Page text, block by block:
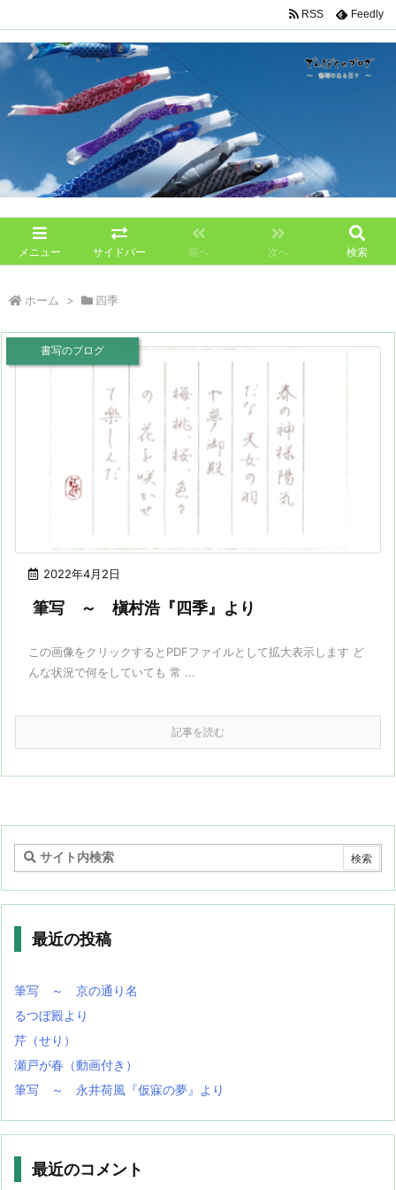
メニュー サイドバー 前へ 次へ 検索
RSS Feedly
ホーム > 四季
2022年4月2日
書写のブログ
筆写 ～ 槇村浩『四季』より
この画像をクリックするとPDFファイルとして拡大表示します ど
んな状況で何をしていても 常 ...
記事を読む
最近の投稿
筆写 ～ 京の通り名
るつぼ殿より
芹（せり）
瀬戸が春（動画付き）
筆写 ～ 永井荷風『仮寐の夢』より
最近のコメント